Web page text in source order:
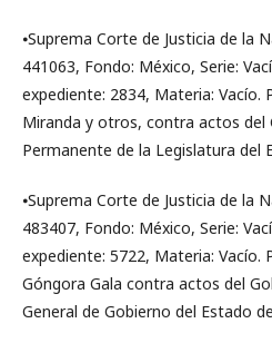
⦁Suprema Corte de Justicia de la
441063, Fondo: México, Serie:
expediente: 2834, Materia: Vacío.
Miranda y otros, contra actos del
Permanente de la Legislatura del
⦁Suprema Corte de Justicia de la
483407, Fondo: México, Serie:
expediente: 5722, Materia: Vacío.
Góngora Gala contra actos del
General de Gobierno del Estado